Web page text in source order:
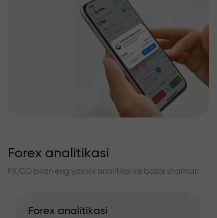
Forex analitikasi
FX.CO bilan eng yaxshi analitika va bozor sharhlari
Forex analitikasi